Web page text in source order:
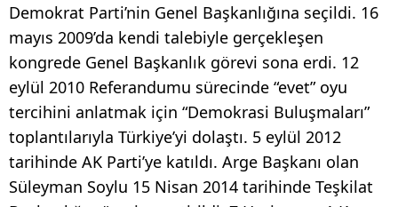
Demokrat Parti’nin Genel Başkanlığına seçildi. 16
mayıs 2009’da kendi talebiyle gerçekleşen
kongrede Genel Başkanlık görevi sona erdi. 12
eylül 2010 Referandumu sürecinde “evet” oyu
tercihini anlatmak için “Demokrasi Buluşmaları”
toplantılarıyla Türkiye’yi dolaştı. 5 eylül 2012
tarihinde AK Parti’ye katıldı. Arge Başkanı olan
Süleyman Soylu 15 Nisan 2014 tarihinde Teşkilat